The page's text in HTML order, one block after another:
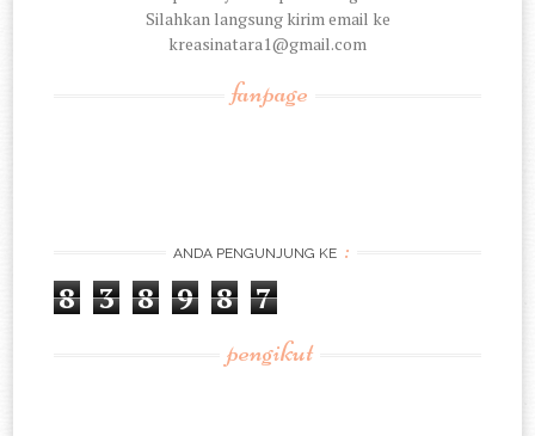
Silahkan langsung kirim email ke
kreasinatara1@gmail.com
fanpage
ANDA PENGUNJUNG KE :
8 3 8 9 8 7
pengikut